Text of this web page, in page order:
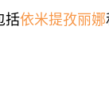
括依米提孜丽娜